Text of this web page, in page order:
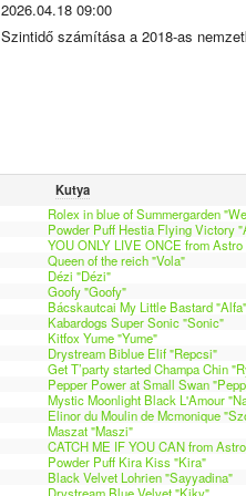
2026.04.18 09:00
Szintidő számítása a 2018-as
Kutya
Rolex in blue of Summergarden
Powder Puff Hestia Flying Victory
YOU ONLY LIVE ONCE from Astro
Queen of the reich "Vola"
Dézi "Dézi"
Goofy "Goofy"
Bácskautcai My Little Bastard "Alfa"
Kabardogs Super Sonic "Sonic"
Kitfox Yume "Yume"
Drystream Biblue Elif "Repcsi"
Get T’party started Champa Chin
Pepper Power at Small Swan
Mystic Moonlight Black L'Amour
Elinor du Moulin de Mcmonique
Maszat "Maszi"
CATCH ME IF YOU CAN from
Powder Puff Kira Kiss "Kira"
Black Velvet Lohrien "Sayyadina"